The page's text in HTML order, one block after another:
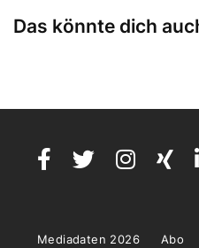
Das könnte dich
Mediadaten 2026 Abo